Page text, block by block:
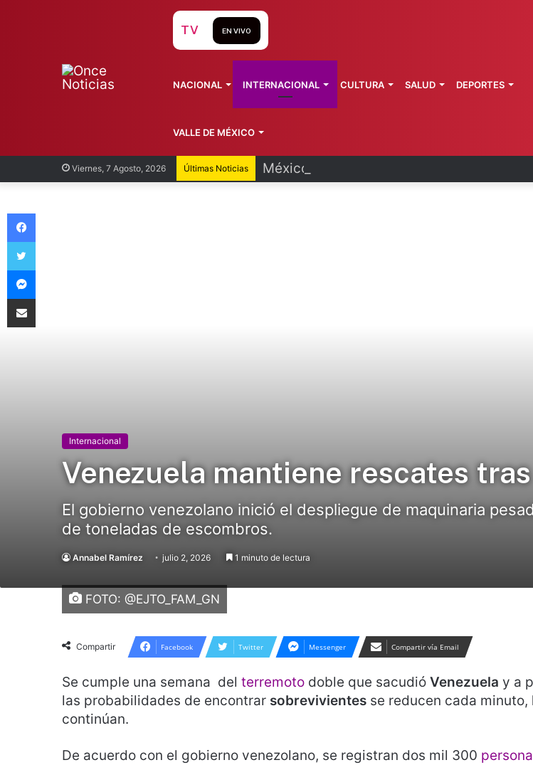
Viernes, 7 Agosto, 2026 Últimas Noticias México y Perú restablecen relaciones
TV EN VIVO
NACIONAL INTERNACIONAL CULTURA SALUD DEPORTES
VALLE DE MÉXICO
Internacional
Venezuela mantiene rescates
El gobierno venezolano inició el despliegue de maquinaria
de toneladas de escombros.
Annabel Ramírez julio 2, 2026 1 minuto de lectura
FOTO: @EJTO_FAM_GN
Compartir Facebook Twitter Messenger Compartir vía Email
Se cumple una semana del terremoto doble que sacudió Venezuela y a
las probabilidades de encontrar sobrevivientes se reducen cada minuto,
continúan.
De acuerdo con el gobierno venezolano, se registran dos mil 300
Facebook
Twitter
Messenger
Compartir vía Email